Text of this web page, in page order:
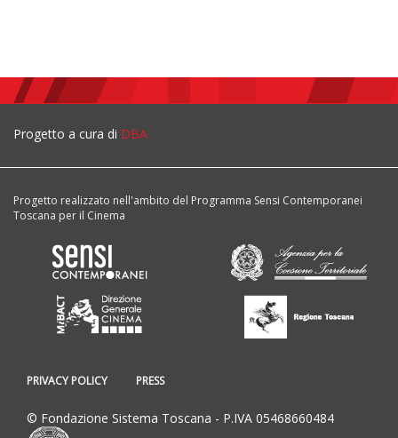
Progetto a cura di DBA
Progetto realizzato nell'ambito del Programma Sensi Contemporanei
Toscana per il Cinema
PRIVACY POLICY PRESS
© Fondazione Sistema Toscana - P.IVA 05468660484